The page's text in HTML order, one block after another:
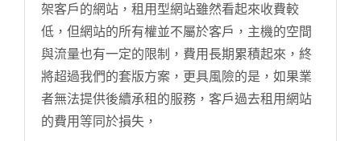
架客戶的網站，租用型網站雖然看起來收費較
低，但網站的所有權並不屬於客戶，主機的空間
與流量也有一定的限制，費用長期累積起來，終
將超過我們的套版方案，更具風險的是，如果業
者無法提供後續承租的服務，客戶過去租用網站
的費用等同於損失，